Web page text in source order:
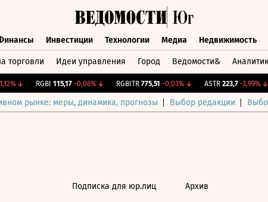
Инвестиции Технологии Медиа Недвижимость
торговли Идеи управления Город Ведомости&
↓ RGBI 115,17 -0,06%↓ RGBITR 775,51 -0,03%↓ ASTR 223,7 -3,99%↓
рынке: меры, динамика, прогнозы Выбор редакции
Подписка для юр.лиц Архив